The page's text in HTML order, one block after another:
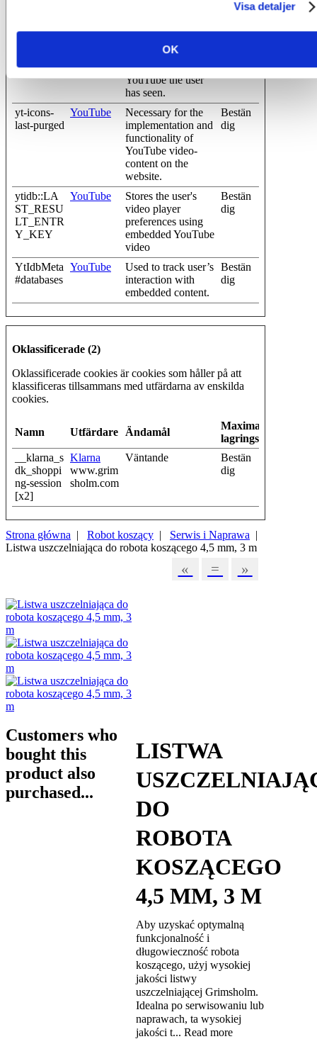
Visa detaljer
OK
ID to keep statistics
of what videos from
YouTube the user
has seen.
yt-icons-
last-purged
YouTube
Necessary for the
implementation and
functionality of
YouTube video-
content on the
website.
Bestän
dig
ytidb::LA
ST_RESU
LT_ENTR
Y_KEY
YouTube
Stores the user's
video player
preferences using
embedded YouTube
video
Bestän
dig
YtIdbMeta
#databases
YouTube
Used to track user’s
interaction with
embedded content.
Bestän
dig
Oklassificerade (2)
Oklassificerade cookies är cookies som håller på att
klassificeras tillsammans med utfärdarna av enskilda
cookies.
Namn Utfärdare Ändamål
Maximal
lagringstid
__klarna_s
dk_shoppi
ng-session
[x2]
Klarna
www.grim
sholm.com
Väntande
Bestän
dig
Strona główna | Robot koszący | Serwis i Naprawa |
Listwa uszczelniająca do robota koszącego 4,5 mm, 3 m
« = »
LISTWA
DO
ROBOTA
KOSZĄCEGO
4,5 MM, 3 M
Aby uzyskać optymalną
funkcjonalność i
długowieczność robota
koszącego, użyj wysokiej
jakości listwy
uszczelniającej Grimsholm.
Idealna po serwisowaniu lub
naprawach, ta wysokiej
jakości t... Read more
Customers who
bought this
product also
purchased...